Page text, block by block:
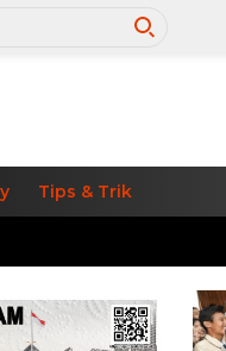
Tips & Trik